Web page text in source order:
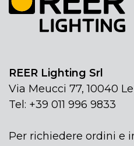
REER Lighting Srl
Via Meucci 77, 10040
Tel: +39 011 996 9833
Per richiedere ordini e